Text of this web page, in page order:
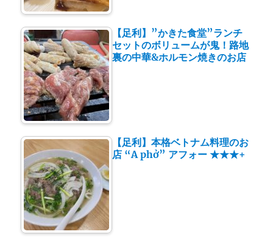
【足利】”かきた食堂”ランチ
セットのボリュームが鬼！路地
裏の中華&ホルモン焼きのお店
【足利】本格ベトナム料理のお
店 “A phở” アフォー ★★★+